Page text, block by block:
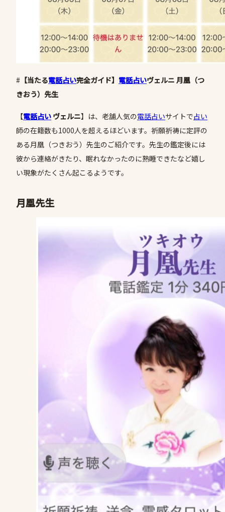
# 【当たる電話占い完全ガイド】 電話占いヴェルニ 月凰（つ
きおう）先生
【電話占い ヴェルニ】は、老舗人気の電話占いサイトで占い
師の在籍数も1000人を超えるほどいます。祈願祈祷に定評の
ある月凰（つきおう）先生のご紹介です。先生の鑑定後には
彼から連絡がきたり、眠れなかったのに熟睡できたなど嬉し
い現象がたくさん起こるようです。
月凰先生